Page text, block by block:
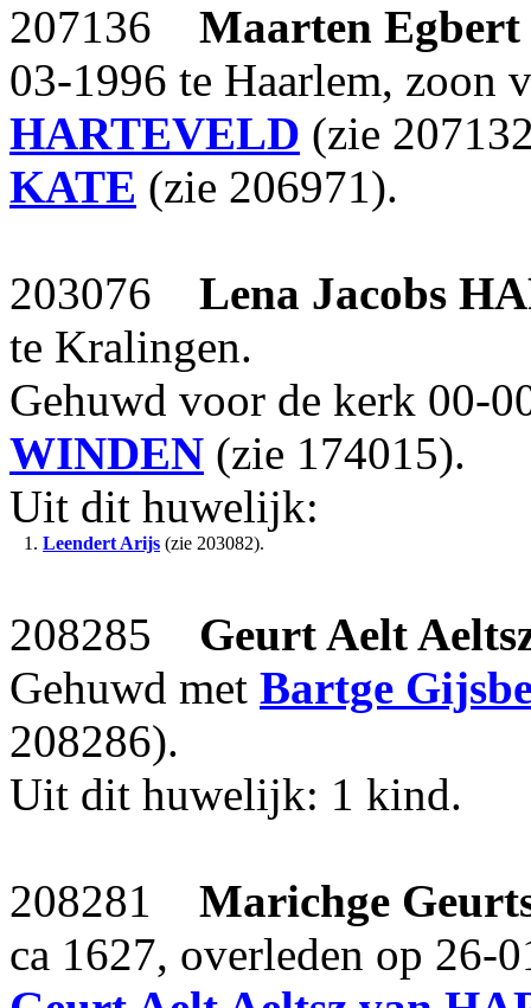
207136 Maarten Egbert
03-1996 te Haarlem, zoon
HARTEVELD (zie
KATE (zie 206971).
203076 Lena Jacobs
te Kralingen.
Gehuwd voor de kerk 00-
WINDEN (zie 174015).
Uit dit huwelijk:
1. Leendert Arijs (zie 203082).
208285 Geurt Aelt
Gehuwd met Bartge
208286).
Uit dit huwelijk: 1 kind.
208281 Marichge
ca 1627, overleden op 26-